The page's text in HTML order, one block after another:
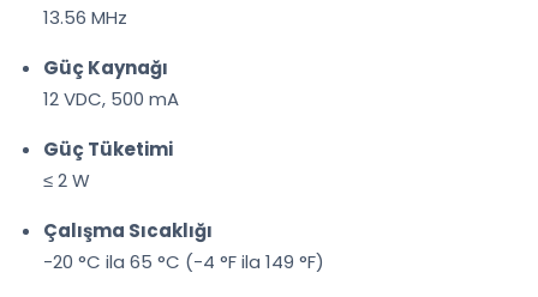
13.56 MHz
Güç Kaynağı
12 VDC, 500 mA
Güç Tüketimi
≤ 2 W
Çalışma Sıcaklığı
-20 °C ila 65 °C (-4 °F ila 149 °F)